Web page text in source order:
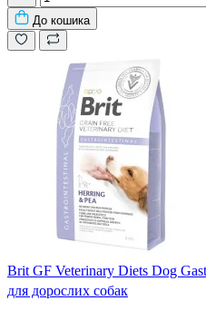
До кошика
Brit GF Veterinary Diets Dog
для дорослих собак